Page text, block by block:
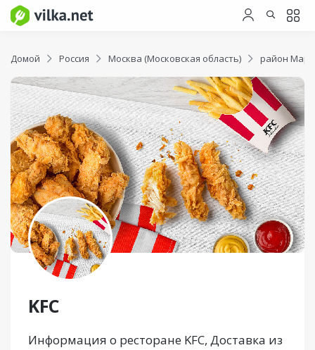
Домой Россия Москва (Московская область) район
KFC
Информация о ресторане KFC, Доставка из